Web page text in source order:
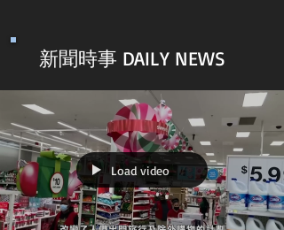
新聞時事 DAILY NEWS
Load video